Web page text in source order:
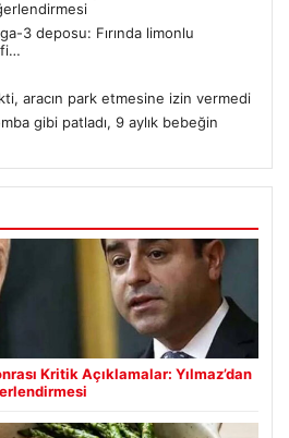
3 deposu: Fırında limonlu
aracın park etmesine izin vermedi
gibi patladı, 9 aylık bebeğin
Kritik Açıklamalar: Yılmaz’dan